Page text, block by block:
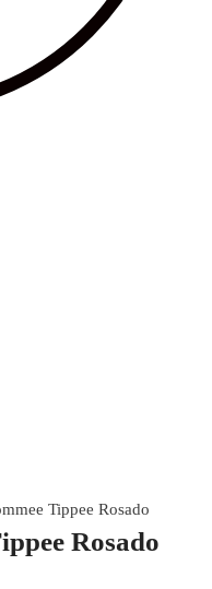
Tippee Rosado
Rosado